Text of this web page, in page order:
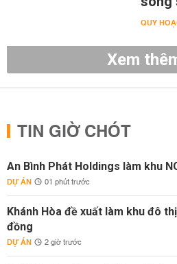
QUY
Xem
TIN GIỜ CHÓT
An Bình Phát Holdings làm khu
DỰ ÁN 01 phút trước
Khánh Hòa đề xuất làm khu đô
đồng
DỰ ÁN 2 giờ trước